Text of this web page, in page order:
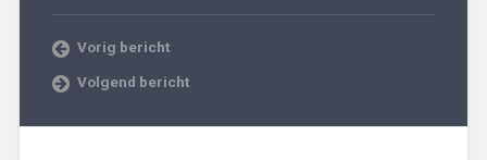
Vorig bericht
Volgend bericht